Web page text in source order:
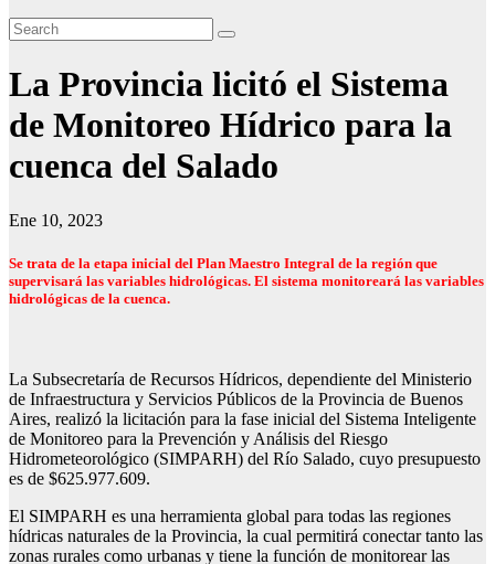
La Provincia licitó el Sistema
de Monitoreo Hídrico para la
cuenca del Salado
Ene 10, 2023
Se trata de la etapa inicial del Plan Maestro Integral de la región que
supervisará las variables hidrológicas. El sistema monitoreará las variables
hidrológicas de la cuenca.
La Subsecretaría de Recursos Hídricos, dependiente del Ministerio
de Infraestructura y Servicios Públicos de la Provincia de Buenos
Aires, realizó la licitación para la fase inicial del Sistema Inteligente
de Monitoreo para la Prevención y Análisis del Riesgo
Hidrometeorológico (SIMPARH) del Río Salado, cuyo presupuesto
es de $625.977.609.
El SIMPARH es una herramienta global para todas las regiones
hídricas naturales de la Provincia, la cual permitirá conectar tanto las
zonas rurales como urbanas y tiene la función de monitorear las